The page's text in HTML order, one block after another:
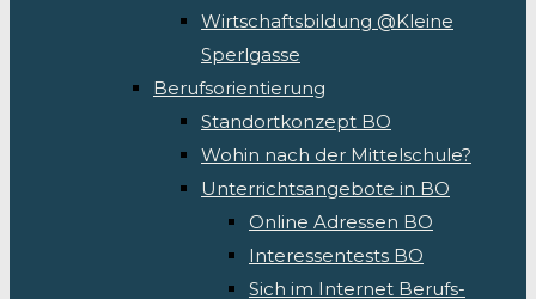
Wirtschaftsbildung @Kleine
Sperlgasse
Berufsorientierung
Standortkonzept BO
Wohin nach der Mittelschule?
Unterrichtsangebote in BO
Online Adressen BO
Interessentests BO
Sich im Internet Berufs-